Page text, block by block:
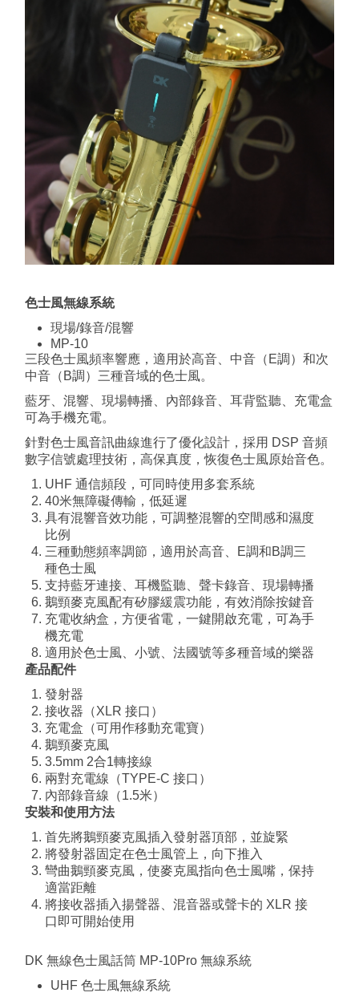
色士風無線系統
現場/錄音/混響
MP-10
三段色士風頻率響應，適用於高音、中音（E調）和次
中音（B調）三種音域的色士風。
藍牙、混響、現場轉播、內部錄音、耳背監聽、充電盒
可為手機充電。
針對色士風音訊曲線進行了優化設計，採用 DSP 音頻
數字信號處理技術，高保真度，恢復色士風原始音色。
UHF 通信頻段，可同時使用多套系統
40米無障礙傳輸，低延遲
具有混響音效功能，可調整混響的空間感和濕度
比例
三種動態頻率調節，適用於高音、E調和B調三
種色士風
支持藍牙連接、耳機監聽、聲卡錄音、現場轉播
鵝頸麥克風配有矽膠緩震功能，有效消除按鍵音
充電收納盒，方便省電，一鍵開啟充電，可為手
機充電
適用於色士風、小號、法國號等多種音域的樂器
產品配件
發射器
接收器（XLR 接口）
充電盒（可用作移動充電寶）
鵝頸麥克風
3.5mm 2合1轉接線
兩對充電線（TYPE-C 接口）
內部錄音線（1.5米）
安裝和使用方法
首先將鵝頸麥克風插入發射器頂部，並旋緊
將發射器固定在色士風管上，向下推入
彎曲鵝頸麥克風，使麥克風指向色士風嘴，保持
適當距離
將接收器插入揚聲器、混音器或聲卡的 XLR 接
口即可開始使用
DK 無線色士風話筒 MP-10Pro 無線系統
UHF 色士風無線系統